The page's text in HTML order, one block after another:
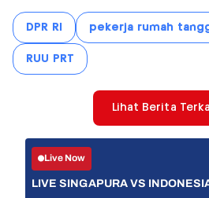
DPR RI pekerja rumah
RUU PRT
Lihat Berita
Live Now
LIVE SINGAPURA VS